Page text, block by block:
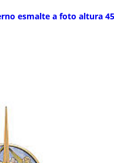
esmalte a foto altura